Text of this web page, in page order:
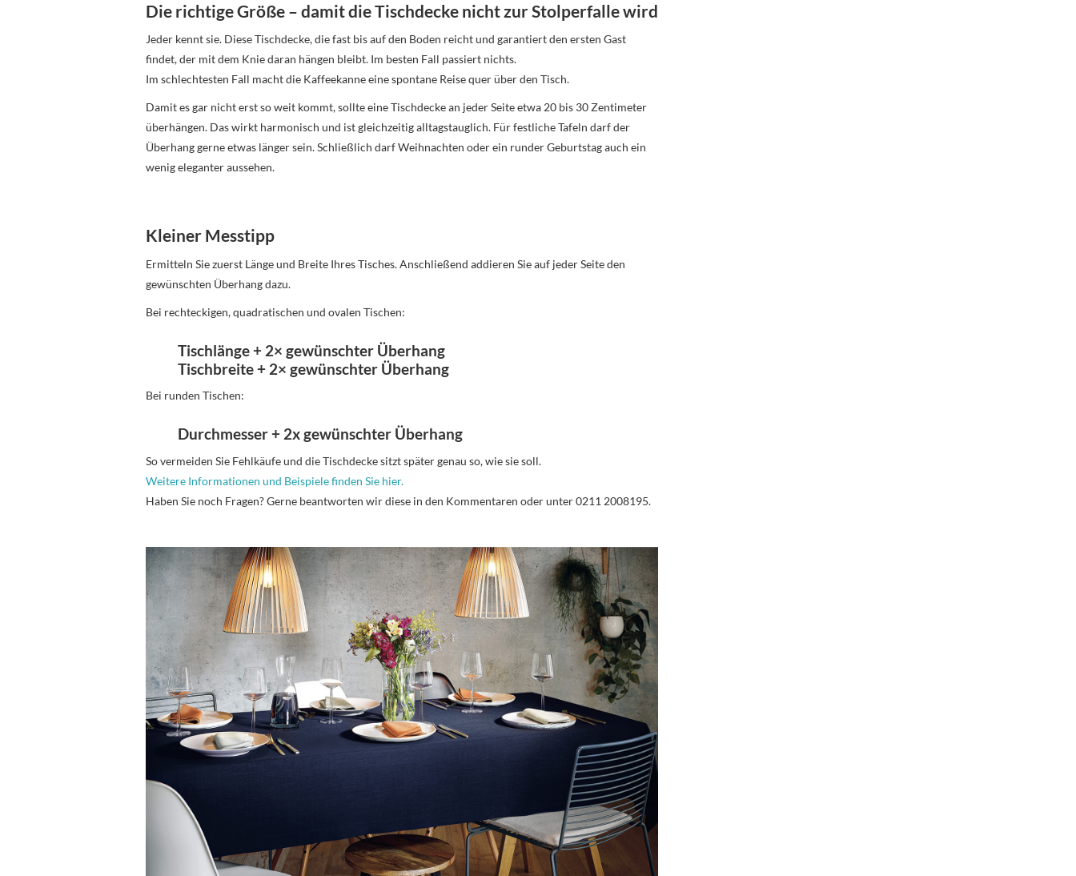
Die richtige Größe – damit die Tischdecke nicht zur Stolperfalle wird
Jeder kennt sie. Diese Tischdecke, die fast bis auf den Boden reicht und garantiert den ersten Gast
findet, der mit dem Knie daran hängen bleibt. Im besten Fall passiert nichts.
Im schlechtesten Fall macht die Kaffeekanne eine spontane Reise quer über den Tisch.
Damit es gar nicht erst so weit kommt, sollte eine Tischdecke an jeder Seite etwa 20 bis 30 Zentimeter
überhängen. Das wirkt harmonisch und ist gleichzeitig alltagstauglich. Für festliche Tafeln darf der
Überhang gerne etwas länger sein. Schließlich darf Weihnachten oder ein runder Geburtstag auch ein
wenig eleganter aussehen.
Kleiner Messtipp
Ermitteln Sie zuerst Länge und Breite Ihres Tisches. Anschließend addieren Sie auf jeder Seite den
gewünschten Überhang dazu.
Bei rechteckigen, quadratischen und ovalen Tischen:
Tischlänge + 2× gewünschter Überhang
Tischbreite + 2× gewünschter Überhang
Bei runden Tischen:
Durchmesser + 2x gewünschter Überhang
So vermeiden Sie Fehlkäufe und die Tischdecke sitzt später genau so, wie sie soll.
Weitere Informationen und Beispiele finden Sie hier.
Haben Sie noch Fragen? Gerne beantworten wir diese in den Kommentaren oder unter 0211 2008195.